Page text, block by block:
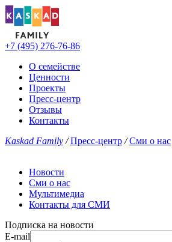
+7 (495) 276-76-86
О семействе
Ценности
Проекты
Пресс-центр
Отзывы
Контакты
Kaskad Family / Пресс-центр / Сми о нас
Новости
Сми о нас
Мультимедиа
Контакты для СМИ
Подписка на новости
E-mail